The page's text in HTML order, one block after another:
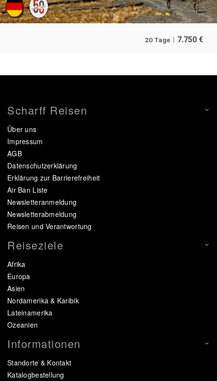
20 Tage 7.750 €
Scharff Reisen
Über uns
Impressum
AGB
Datenschutzerklärung
Erklärung zur Barrierefreiheit
Air Ban Liste
Newsletteranmeldung
Newsletterabmeldung
Reisen und Verantwortung
Reiseziele
Afrika
Europa
Asien
Nordamerika & Karibik
Lateinamerika
Ozeanien
Informationen
Standorte & Kontakt
Katalogbestellung